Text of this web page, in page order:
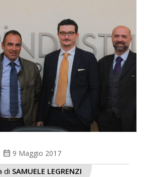
calendar_month 9 Maggio 2017
di SAMUELE LEGRENZI